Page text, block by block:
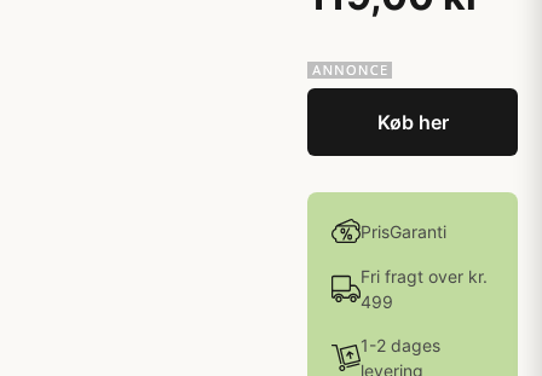
Køb her
PrisGaranti
Fri fragt over kr.
499
1-2 dages
levering